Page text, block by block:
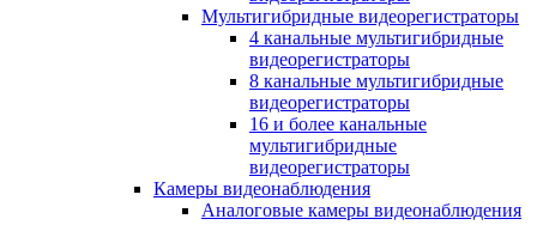
Мультигибридные видеорегистраторы
4 канальные мультигибридные
видеорегистраторы
8 канальные мультигибридные
видеорегистраторы
16 и более канальные
мультигибридные
видеорегистраторы
Камеры видеонаблюдения
Аналоговые камеры видеонаблюдения